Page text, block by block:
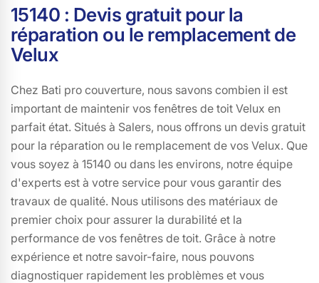
15140 : Devis gratuit pour la
réparation ou le remplacement de
Velux
Chez Bati pro couverture, nous savons combien il est
important de maintenir vos fenêtres de toit Velux en
parfait état. Situés à Salers, nous offrons un devis gratuit
pour la réparation ou le remplacement de vos Velux. Que
vous soyez à 15140 ou dans les environs, notre équipe
d'experts est à votre service pour vous garantir des
travaux de qualité. Nous utilisons des matériaux de
premier choix pour assurer la durabilité et la
performance de vos fenêtres de toit. Grâce à notre
expérience et notre savoir-faire, nous pouvons
diagnostiquer rapidement les problèmes et vous